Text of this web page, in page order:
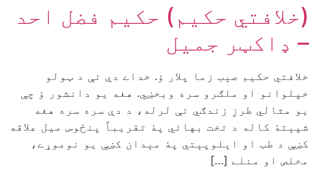
(خلافتي حکيم) حکيم فضل احد
– ډاکټر جميل
خلافتي حکيم صېب زما پلار ؤ. خداے دې ئې د ټولو
خپلوانو او ملګرو سره وبخښي. هغه يو دانشور ؤ چې
یو مثالي طرزِ زندګي ئې لرله، د دې سره سره هغه
شپېتۀ کاله د تخت بهائي پۀ تقریباً پنځوس ميل علاقه
کښې د طب او اېلوپېتي پۀ مېدان کښې يو نوموړے،
مخلص او منلے […]